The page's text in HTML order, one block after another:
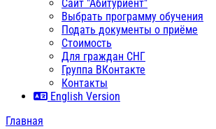
Сайт "Абитуриент"
Выбрать программу обучения
Подать документы о приёме
Стоимость
Для граждан СНГ
Группа ВКонтакте
Контакты
English Version
Главная